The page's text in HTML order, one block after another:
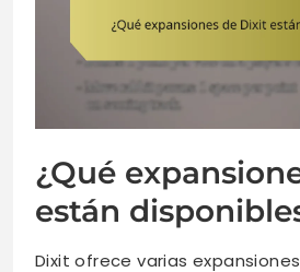
¿Qué
están
Dixit ofrece varias